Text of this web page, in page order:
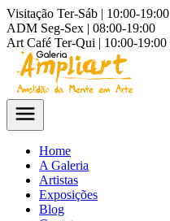
Visitação Ter-Sáb | 10:00-19:00
ADM Seg-Sex | 08:00-19:00
Art Café Ter-Qui | 10:00-19:00
Home
A Galeria
Artistas
Exposições
Blog